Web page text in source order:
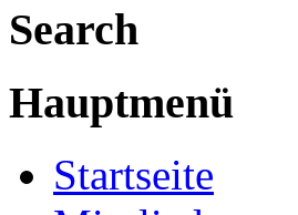
Search
Hauptmenü
Startseite